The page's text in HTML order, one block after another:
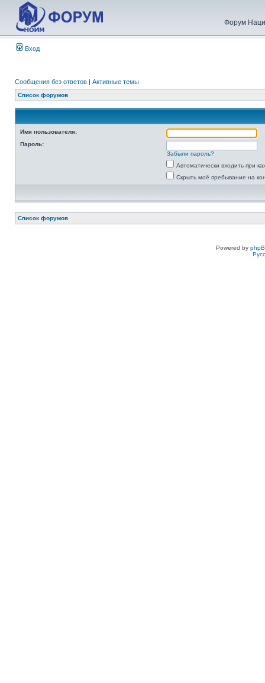
Форум
Вход
Сообщения без ответов | Активные темы
Список форумов
Имя пользователя:
Пароль:
Забыли пароль?
Автоматически входить при
Скрыть моё пребывание на
Список форумов
Powered by